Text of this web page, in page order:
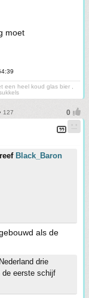
moet
een heel koud glas bier ,
127
Black_Baron
als de
drie
eerste schijf